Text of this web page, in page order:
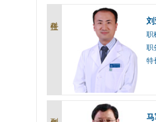
刘
职
职
特
马